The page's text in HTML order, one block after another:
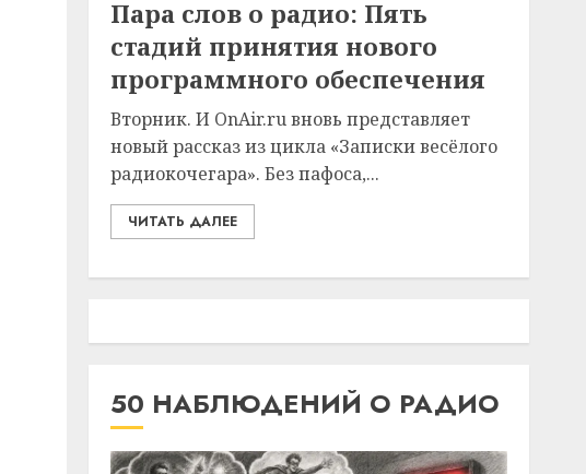
Пара слов о радио: Пять
стадий принятия нового
программного обеспечения
Вторник. И OnAir.ru вновь представляет
новый рассказ из цикла «Записки весёлого
радиокочегара». Без пафоса,...
ЧИТАТЬ ДАЛЕЕ
50 НАБЛЮДЕНИЙ О РАДИО